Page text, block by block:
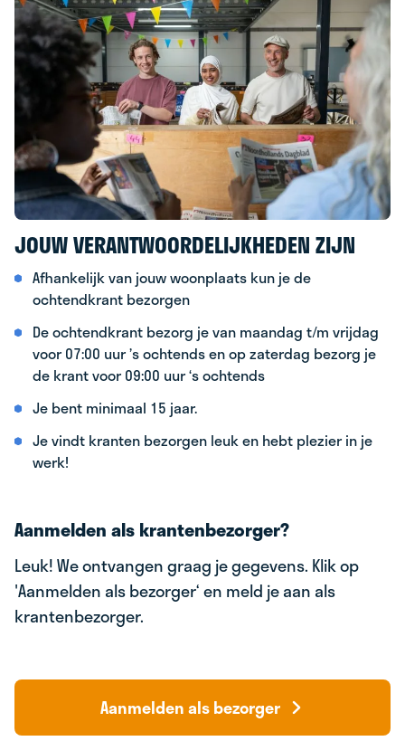
JOUW VERANTWOORDELIJKHEDEN ZIJN
Afhankelijk van jouw woonplaats kun je de
ochtendkrant bezorgen
De ochtendkrant bezorg je van maandag t/m vrijdag
voor 07:00 uur ’s ochtends en op zaterdag bezorg je
de krant voor 09:00 uur ‘s ochtends
Je bent minimaal 15 jaar.
Je vindt kranten bezorgen leuk en hebt plezier in je
werk!
Aanmelden als krantenbezorger?
Leuk! We ontvangen graag je gegevens. Klik op
'Aanmelden als bezorger‘ en meld je aan als
krantenbezorger.
Aanmelden als bezorger